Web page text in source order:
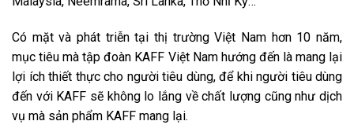
Có mặt và phát triễn tại thị trường Việt Nam hơn 10 năm,
mục tiêu mà tập đoàn KAFF Việt Nam hướng đến là mang lại
lợi ích thiết thực cho người tiêu dùng, để khi người tiêu dùng
đến với KAFF sẽ không lo lắng về chất lượng cũng như dịch
vụ mà sản phẩm KAFF mang lại.